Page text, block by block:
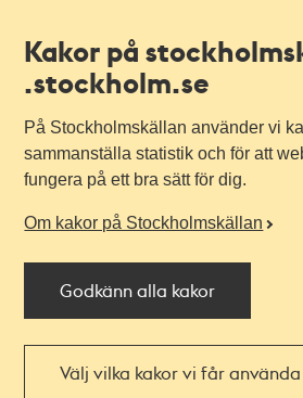
Kakor på
.stockholm.se
På Stockholmskällan använder vi
sammanställa statistik och för att
fungera på ett bra sätt för dig.
Om kakor på Stockholmskällan
Godkänn alla kakor
Välj vilka kakor vi får använda